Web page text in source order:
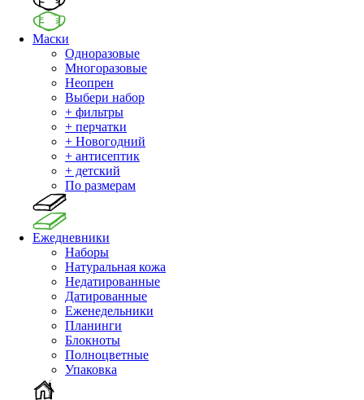
Маски
Одноразовые
Многоразовые
Неопрен
Выбери набор
+ фильтры
+ перчатки
+ Новогодний
+ антисептик
+ детский
По размерам
Ежедневники
Наборы
Натуральная кожа
Недатированные
Датированные
Еженедельники
Планинги
Блокноты
Полноцветные
Упаковка